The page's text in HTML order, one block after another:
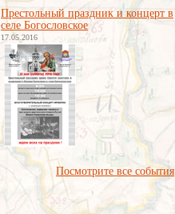
Престольный праздник и концерт в
селе Богословское
17.05.2016
Посмотрите все события